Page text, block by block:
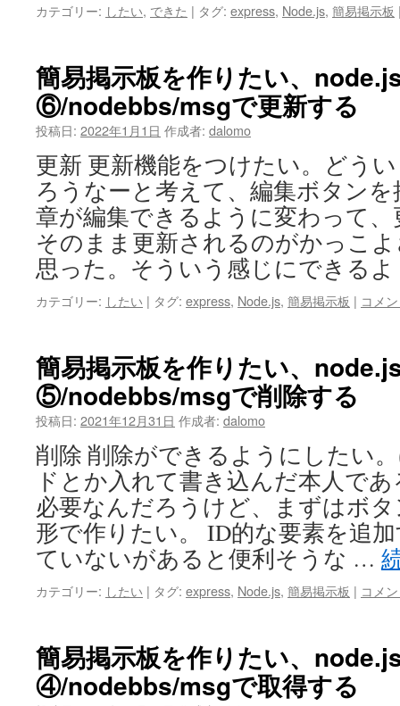
カテゴリー: したい, できた | タグ: express, Node.js, 簡易掲示板
簡易掲示板を作りたい、
⑥/nodebbs/msgで更新する
投稿日: 2022年1月1日 作成者: dalomo
更新 更新機能をつけたい。どう
ろうなーと考えて、編集ボタン
章が編集できるように変わって
そのまま更新されるのがかっこ
思った。そういう感じにできる
カテゴリー: したい | タグ: express, Node.js, 簡易掲示板 | コメ
簡易掲示板を作りたい、
⑤/nodebbs/msgで削除する
投稿日: 2021年12月31日 作成者: dalomo
削除 削除ができるようにしたい
ドとか入れて書き込んだ本人で
必要なんだろうけど、まずはボ
形で作りたい。 ID的な要素を追
ていないがあると便利そうな …
カテゴリー: したい | タグ: express, Node.js, 簡易掲示板 | コメ
簡易掲示板を作りたい、
④/nodebbs/msgで取得する